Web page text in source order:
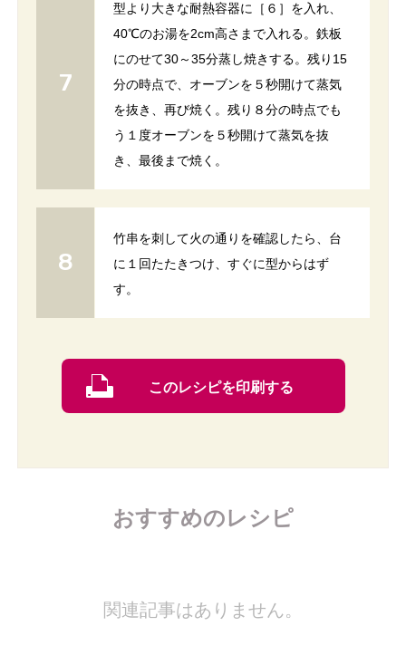
型より大きな耐熱容器に［６］を入れ、
40℃のお湯を2cm高さまで入れる。鉄板
にのせて30～35分蒸し焼きする。残り15
分の時点で、オーブンを５秒開けて蒸気
を抜き、再び焼く。残り８分の時点でも
う１度オーブンを５秒開けて蒸気を抜
き、最後まで焼く。
竹串を刺して火の通りを確認したら、台
に１回たたきつけ、すぐに型からはず
す。
このレシピを印刷する
おすすめのレシピ
関連記事はありません。